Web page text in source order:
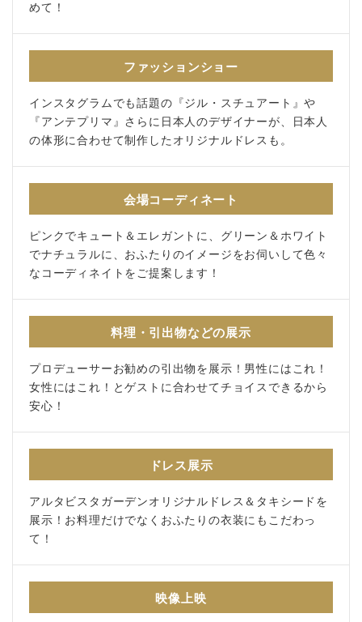
めて！
ファッションショー
インスタグラムでも話題の『ジル・スチュアート』や
『アンテプリマ』さらに日本人のデザイナーが、日本人
の体形に合わせて制作したオリジナルドレスも。
会場コーディネート
ピンクでキュート＆エレガントに、グリーン＆ホワイト
でナチュラルに、おふたりのイメージをお伺いして色々
なコーディネイトをご提案します！
料理・引出物などの展示
プロデューサーお勧めの引出物を展示！男性にはこれ！
女性にはこれ！とゲストに合わせてチョイスできるから
安心！
ドレス展示
アルタビスタガーデンオリジナルドレス＆タキシードを
展示！お料理だけでなくおふたりの衣装にもこだわっ
て！
映像上映